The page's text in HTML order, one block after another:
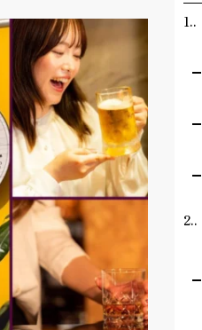
1.
2.